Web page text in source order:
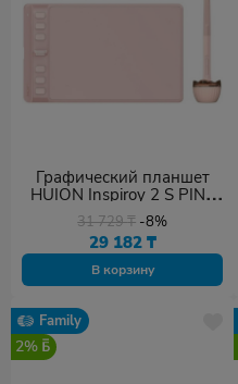
Графический планшет
HUION Inspiroy 2 S PINK
розовый
31 729₸ -8%
29 182 ₸
В корзину
Family
2%